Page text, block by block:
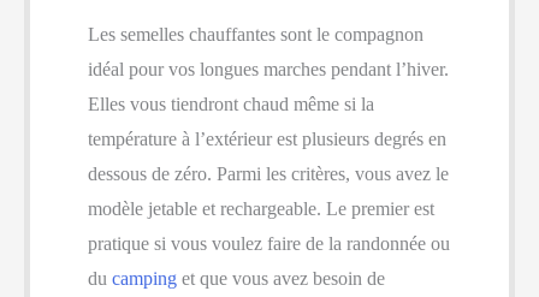
Les semelles chauffantes sont le compagnon
idéal pour vos longues marches pendant l’hiver.
Elles vous tiendront chaud même si la
température à l’extérieur est plusieurs degrés en
dessous de zéro. Parmi les critères, vous avez le
modèle jetable et rechargeable. Le premier est
pratique si vous voulez faire de la randonnée ou
du camping et que vous avez besoin de